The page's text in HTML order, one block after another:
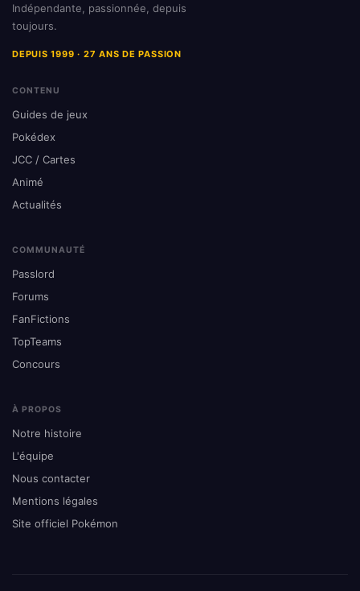
Indépendante, passionnée, depuis
toujours.
DEPUIS 1999 · 27 ANS DE PASSION
CONTENU
Guides de jeux
Pokédex
JCC / Cartes
Animé
Actualités
COMMUNAUTÉ
Passlord
Forums
FanFictions
TopTeams
Concours
À PROPOS
Notre histoire
L'équipe
Nous contacter
Mentions légales
Site officiel Pokémon